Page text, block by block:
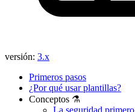
versión: 3.x
Primeros pasos
¿Por qué usar plantillas?
Conceptos ⚗️